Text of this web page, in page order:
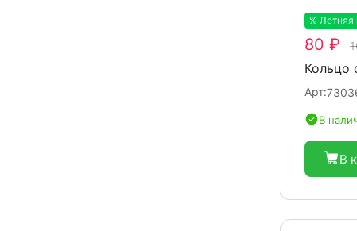
%
80 ₽
Кольцо
Арт:
В
В